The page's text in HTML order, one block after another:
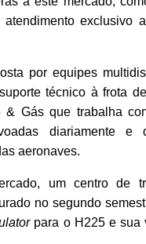
exclusivo
por equipes
técnico à frota
& Gás que trabalha
diariamente e
aeronaves.
um centro de
no segundo
para o H225 e sua